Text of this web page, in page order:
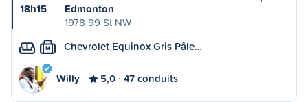
18h15
Edmonton
1978 99 St NW
M Chevrolet Equinox Gris Pâle…
Willy 5,0 47 conduits